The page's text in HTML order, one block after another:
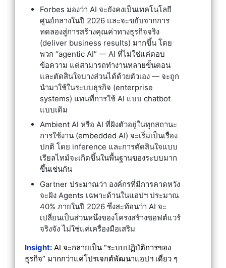
Forbes มองว่า AI จะยังคงเป็นเทคโนโลยี
ศูนย์กลางในปี 2026 และจะขยับจากการ
ทดลองสู่การสร้างคุณค่าทางธุรกิจจริง
(deliver business results) มากขึ้น โดย
พวก “agentic AI” — AI ที่ไม่ใช่แค่ตอบ
ข้อความ แต่สามารถทำงานหลายขั้นตอน
และตัดสินใจบางส่วนได้ด้วยตัวเอง — จะถูก
นำมาใช้ในระบบธุรกิจ (enterprise
systems) แทนที่การใช้ AI แบบ chatbot
แบบเดิม
Ambient AI หรือ AI ที่ฝังตัวอยู่ในทุกสถานะ
การใช้งาน (embedded AI) จะเริ่มเป็นเรื่อง
ปกติ โดย inference และการตัดสินใจแบบ
เรียลไทม์จะเกิดขึ้นในพื้นฐานของระบบมาก
ขึ้นเช่นกัน
Gartner ประมาณว่า องค์กรที่มีการคาดหวัง
จะฝัง Agents เฉพาะด้านในแอปฯ ประมาณ
40% ภายในปี 2026 ซึ่งสะท้อนว่า AI จะ
เปลี่ยนเป็นส่วนหนึ่งของโครงสร้างซอฟต์แวร์
จริงจัง ไม่ใช่แค่เครื่องมือเสริม
Insight: AI จะกลายเป็น “ระบบปฏิบัติการของ
ธุรกิจ” มากกว่าแค่โปรเจกต์พัฒนาแอปฯ เดี่ยว ๆ